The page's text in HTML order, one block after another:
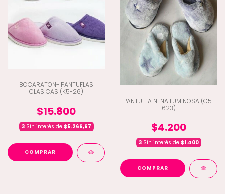
BOCARATON- PANTUFLAS
CLASICAS (K5-26)
$15.800
3Sin interés de $5.266,67
COMPRAR
PANTUFLA NENA LUMINOSA (G5-
623)
$4.200
3 Sin interés de $1.400
COMPRAR